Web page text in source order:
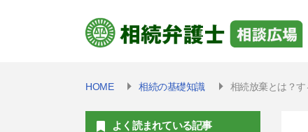
HOME 相続の基礎知識 相続放棄とは？
よく読まれている記事